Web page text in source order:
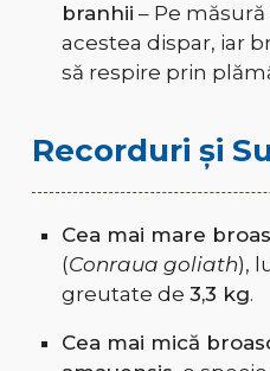
branhii – Pe
acestea dispar, iar
să respire prin
Recorduri și
Cea mai mare
(Conraua goliath),
greutate de 3,3 kg.
Cea mai mică